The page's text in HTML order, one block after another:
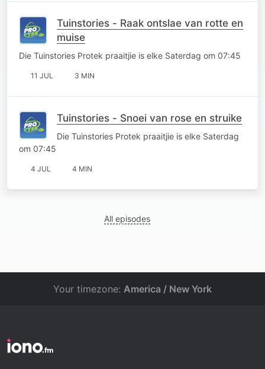
Tuinstories - Raak ontslae van rotte en
muise
Die Tuinstories Protek praaitjie is elke Saterdag om 07:45
11 JUL 3 MIN
Tuinstories - Snoei van rose en struike
Die Tuinstories Protek praaitjie is elke Saterdag
om 07:45
4 JUL 4 MIN
All episodes
Your timezone: America / New York